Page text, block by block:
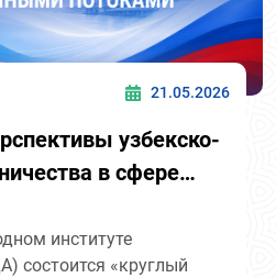
21.05.2026
узбекско-
в сфере
институте
состоится «круглый